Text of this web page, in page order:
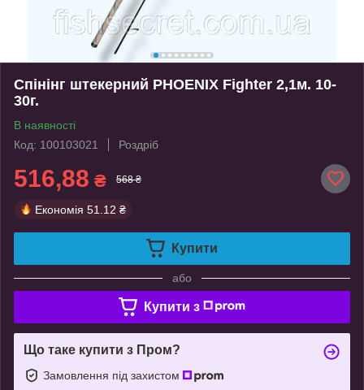
Спінінг штекерний PHOENIX Fighter 2,1м. 10-
30г.
В наявності
Код: 100103021
Роздріб
516,88 ₴ 568 ₴
Економія 51.12 ₴
Купити
або
Купити з
Що таке купити з Пром?
Замовлення під захистом